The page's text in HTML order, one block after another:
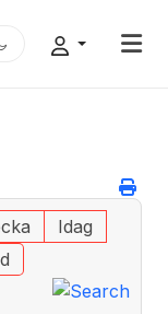
Idag